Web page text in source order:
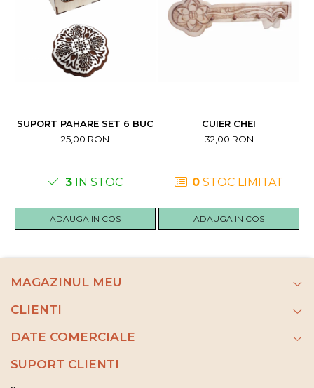
SUPORT PAHARE SET 6 BUC
25,00 RON
3 IN STOC
ADAUGA IN COS
CUIER CHEI
32,00 RON
0 STOC LIMITAT
ADAUGA IN COS
MAGAZINUL MEU
CLIENTI
DATE COMERCIALE
SUPORT CLIENTI